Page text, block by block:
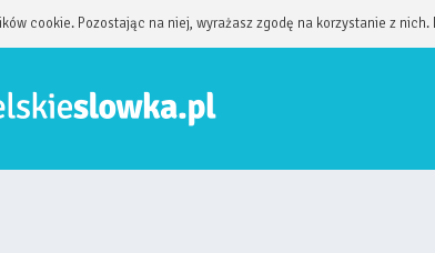
cookie. Pozostając na niej, wyrażasz zgodę na korzystanie z